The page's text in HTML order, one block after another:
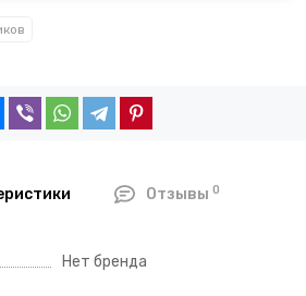
Отзывы 0
Нет бренда